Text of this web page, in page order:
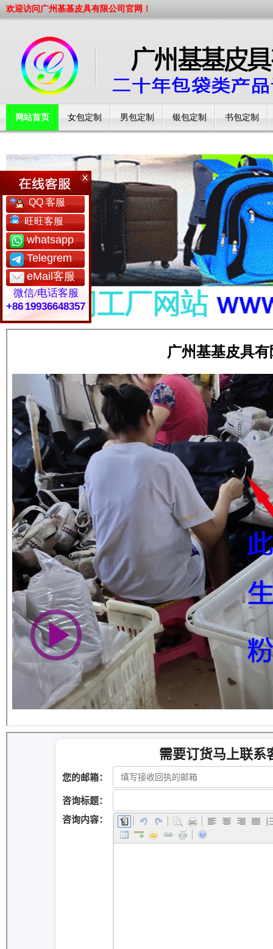
欢迎访问广州基基皮具有限公司官网！
网站首页 女包定制 男包定制 银包定制 书包定制
QQ 客服
旺旺客服
whatsapp
Telegrem
eMail客服
微信/电话客服
+86 19936648357